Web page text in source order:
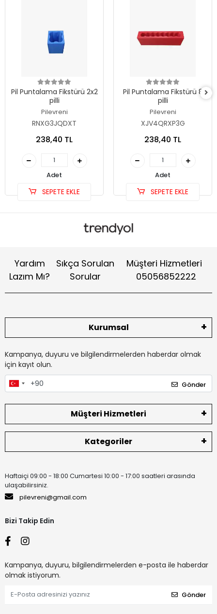
Pil Puntalama Fikstürü 2x2
pilli
Pilevreni
RNXG3JQDXT
238,40 TL
Adet
SEPETE EKLE
Pil Puntalama Fikstürü 8
pilli
Pilevreni
XJV4QRXP3G
238,40 TL
Adet
SEPETE EKLE
Yardım
Lazım Mı?
Sıkça Sorulan
Sorular
Müşteri Hizmetleri
05056852222
Kurumsal
Kampanya, duyuru ve bilgilendirmelerden haberdar olmak
için kayıt olun.
Gönder
Müşteri Hizmetleri
Kategoriler
Haftaiçi 09:00 - 18:00 Cumartesi 10:00 - 17:00 saatleri arasında
ulaşabilirsiniz.
pilevreni@gmail.com
Bizi Takip Edin
Kampanya, duyuru, bilgilendirmelerden e-posta ile haberdar
olmak istiyorum.
Gönder